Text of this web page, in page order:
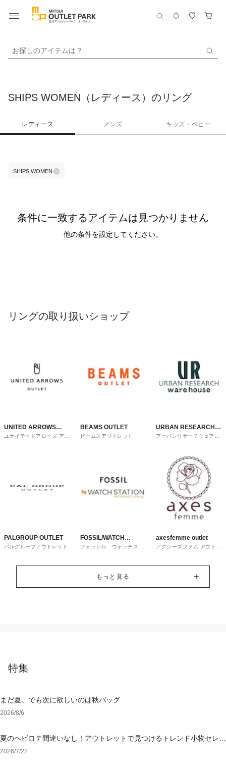
お探しのアイテムは？
SHIPS WOMEN（レディース）のリング
レディース メンズ キッズ・ベビー
SHIPS WOMEN
条件に一致するアイテムは見つかりません
他の条件を設定してください。
リングの取り扱いショップ
UNITED ARROWS
OUTLET
ユナイテッドアローズ アウ
BEAMS OUTLET
ビームスアウトレット
URBAN RESEARCH
ware house
アーバンリサーチウェアハ
PALGROUP OUTLET
パルグループアウトレット
FOSSIL/WATCH
STATION
フォッシル ウォッチステ
axesfemme outlet
アクシーズファム アウトレ
もっと見る
特集
まだ夏。でも次に欲しいのは秋バッグ
2026/8/6
夏のヘビロテ間違いなし！アウトレットで見つけるトレンド小物セレク
ション
2026/7/22